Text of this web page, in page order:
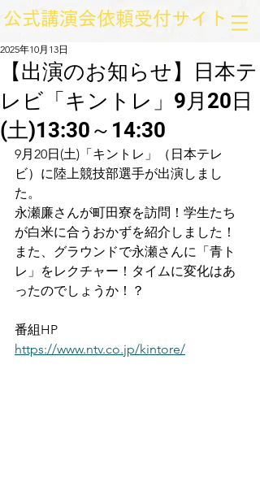
​公式講演会依頼受付サイト
【出演のお知らせ】日本テ
レビ「キントレ」9月20日
(土)13:30～14:30
2025年10月13日
9月20日(土)「キントレ」（日本テレ
ビ）に陸上競技部選手が出演しまし
た。
永瀬廉さんが町田寮を訪問！学生たち
が白米に合うおかずを紹介しました！
また、グラウンドで永瀬さんに「青ト
レ」をレクチャー！タイムに変化はあ
ったのでしょうか！？
番組HP
https://www.ntv.co.jp/kintore/